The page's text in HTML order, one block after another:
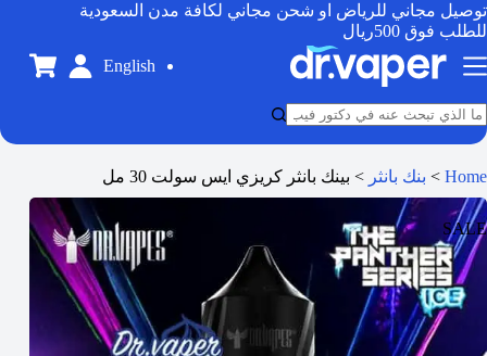
توصيل مجاني للرياض او شحن مجاني لكافة مدن السعودية
للطلب فوق 500ريال
English
Home
> بنك بانثر > بينك بانثر كريزي ايس سولت 30 مل
SALE